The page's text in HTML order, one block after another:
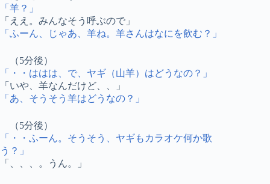
「羊？」
「ええ。みんなそう呼ぶので」
「ふーん、じゃあ、羊ね。羊さんはなにを飲む？」
（5分後）
「・・ははは、で、ヤギ（山羊）はどうなの？」
「いや、羊なんだけど、、」
「あ、そうそう羊はどうなの？」
（5分後）
「・・ふーん。そうそう、ヤギもカラオケ何か歌
う？」
「、、、。うん。」